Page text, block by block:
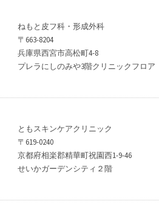
ねもと皮フ科・形成外科
〒663-8204
兵庫県西宮市高松町4-8
プレラにしのみや3階クリニックフロア
ともスキンケアクリニック
〒619-0240
京都府相楽郡精華町祝園西1-9-46
せいかガーデンシティ２階